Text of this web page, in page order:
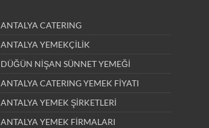
ANTALYA CATERING
ANTALYA YEMEKÇİLİK
DÜĞÜN NİŞAN SÜNNET YEMEĞİ
ANTALYA CATERING YEMEK FİYATI
ANTALYA YEMEK ŞİRKETLERİ
ANTALYA YEMEK FİRMALARI